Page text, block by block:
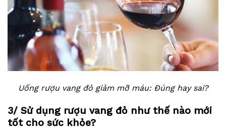
Uống rượu vang đỏ giảm mỡ máu: Đúng hay sai?
3/ Sử dụng rượu vang đỏ như thế nào mới
tốt cho sức khỏe?